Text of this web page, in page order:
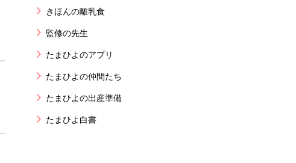
きほんの離乳食
監修の先生
たまひよのアプリ
たまひよの仲間たち
たまひよの出産準備
たまひよ白書